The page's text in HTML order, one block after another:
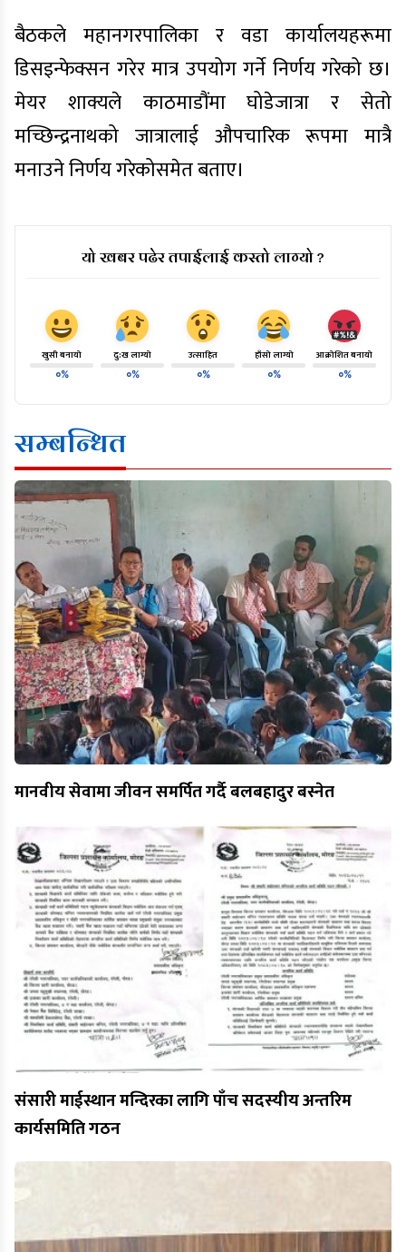
बैठकले महानगरपालिका र वडा कार्यालयहरूमा
डिसइन्फेक्सन गरेर मात्र उपयोग गर्ने निर्णय गरेको छ।
मेयर शाक्यले काठमाडौंमा घोडेजात्रा र सेतो
मच्छिन्द्रनाथको जात्रालाई औपचारिक रूपमा मात्रै
मनाउने निर्णय गरेकोसमेत बताए।
यो खबर पढेर तपाईलाई कस्तो लाग्यो ?
खुसी बनायो
०%
दु:ख लाग्यो
०%
उत्साहित
०%
हाँसो लाग्यो
०%
आक्रोशित बनायो
०%
सम्बन्धित
मानवीय सेवामा जीवन समर्पित गर्दै बलबहादुर बस्नेत
संसारी माईस्थान मन्दिरका लागि पाँच सदस्यीय अन्तरिम
कार्यसमिति गठन